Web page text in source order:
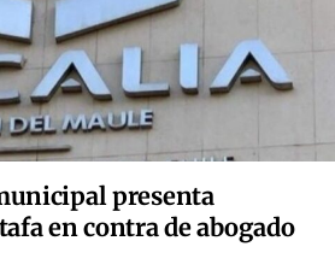
presenta
en contra de abogado